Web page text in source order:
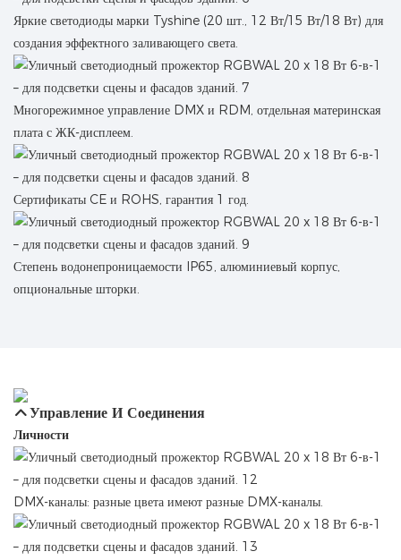
Яркие светодиоды марки Tyshine (20 шт., 12 Вт/15 Вт/18 Вт) для
создания эффектного заливающего света.
Многорежимное управление DMX и RDM, отдельная материнская
плата с ЖК-дисплеем.
Сертификаты CE и ROHS, гарантия 1 год.
Степень водонепроницаемости IP65, алюминиевый корпус,
опциональные шторки.
Управление И Соединения
Личности
DMX-каналы: разные цвета имеют разные DMX-каналы.